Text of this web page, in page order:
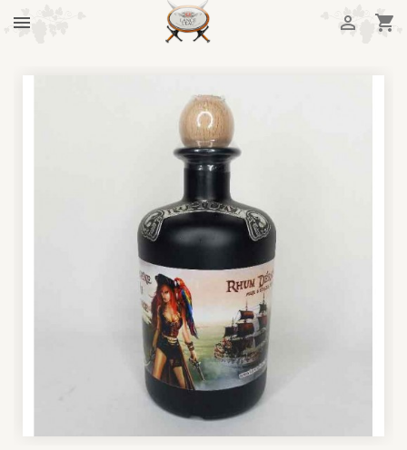
 
